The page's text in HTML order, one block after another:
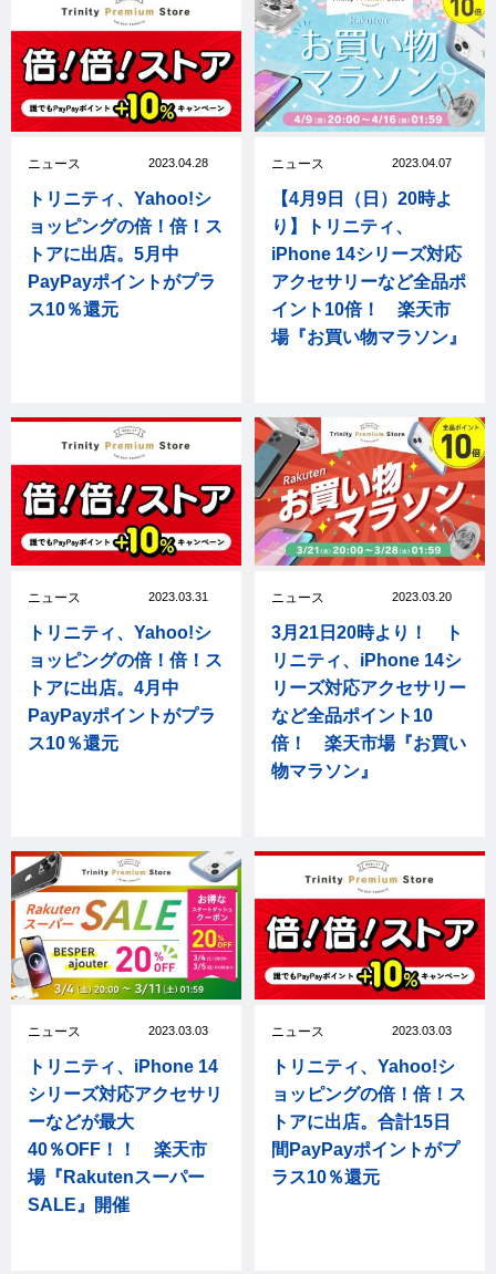
ニュース 2023.04.28
トリニティ、Yahoo!シ
ョッピングの倍！倍！ス
トアに出店。5月中
PayPayポイントがプラ
ス10％還元
ニュース 2023.04.07
【4月9日（日）20時よ
り】トリニティ、
iPhone 14シリーズ対応
アクセサリーなど全品ポ
イント10倍！ 楽天市
場『お買い物マラソン』
ニュース 2023.03.31
トリニティ、Yahoo!シ
ョッピングの倍！倍！ス
トアに出店。4月中
PayPayポイントがプラ
ス10％還元
ニュース 2023.03.20
3月21日20時より！ ト
リニティ、iPhone 14シ
リーズ対応アクセサリー
など全品ポイント10
倍！ 楽天市場『お買い
物マラソン』
ニュース 2023.03.03
トリニティ、iPhone 14
シリーズ対応アクセサリ
ーなどが最大
40％OFF！！ 楽天市
場『Rakutenスーパー
SALE』開催
ニュース 2023.03.03
トリニティ、Yahoo!シ
ョッピングの倍！倍！ス
トアに出店。合計15日
間PayPayポイントがプ
ラス10％還元